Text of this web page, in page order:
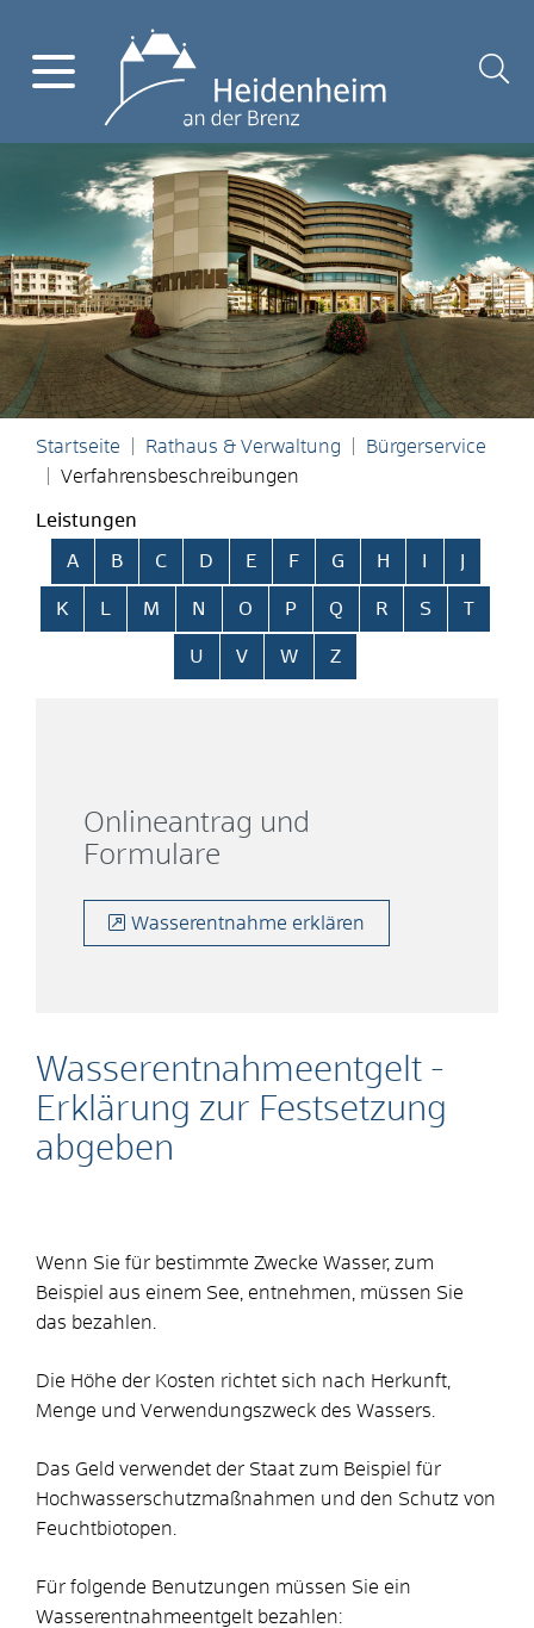
Startseite Rathaus & Verwaltung
Bürgerservice
Verfahrensbeschreibungen
Leistungen
Alphabetisches Register überspringen
A B C D E F G H
K L M N O P Q R S T
U V W Z
Wasserentnahmeentgelt -
Erklärung zur Festsetzung
abgeben
Wenn Sie für bestimmte Zwecke Wasser, zum
Beispiel aus einem See, entnehmen, müssen Sie
das bezahlen.
Die Höhe der Kosten richtet sich nach Herkunft,
Menge und Verwendungszweck des Wassers.
Das Geld verwendet der Staat zum Beispiel für
Hochwasserschutzmaßnahmen und den Schutz von
Feuchtbiotopen.
Für folgende Benutzungen müssen Sie ein
Wasserentnahmeentgelt bezahlen:
Onlineantrag und
Formulare
Wasserentnahme erklären